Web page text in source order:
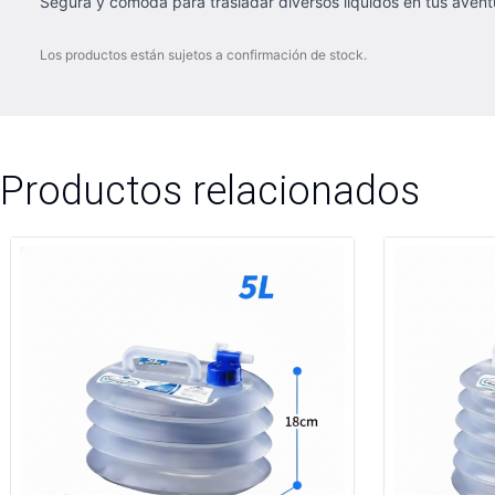
Los productos están sujetos a confirmación de stock.
Productos relacionados